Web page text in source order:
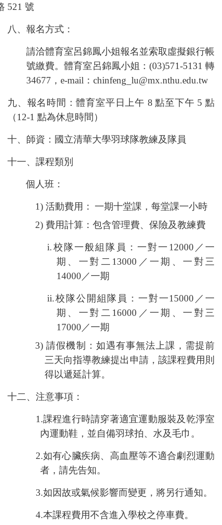
521 號
八、報名方式：
請洽體育室呂錦鳳小姐報名並索取虛擬銀行帳
號繳費。體育室呂錦鳳小姐： (03)571-5131轉
34677 ， e-mail ： chinfeng_lu@mx.nthu.edu.tw
九、報名時間：體育室平日上午 8點至下午 5點
（12-1 點為休息時間）
十、師資：國立清華大學羽球隊教練及隊員
十一、課程類別
個人班：
1)活動費用： 一期十堂課，每堂課一小時
2) 費用計算：包含管理費、保險及教練費
i.校隊一般組隊員：一對一 12000 ／一
期、一對二 13000 ／一期、一對三
14000／一期
ii.校隊公開組隊員：一對一15000 ／一
期、一對二 16000 ／一期、一對三
17000／一期
3)請假機制：如遇有事無法上課，需提前
三天向指導教練提出申請，該課程費用則
得以遞延計算。
十二、注意事項：
1.課程進行時請穿著適宜運動服裝及乾淨室
內運動鞋，並自備羽球拍、水及毛巾。
2.如有心臟疾病、高血壓等不適合劇烈運動
者，請先告知。
3.如因故或氣候影響而變更，將另行通知。
4.本課程費用不含進入學校之停車費。